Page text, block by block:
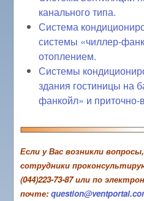
канального типа.
Система
системы «чиллер-
отоплением.
Системы
здания гостиницы на
фанкойл» и
Если у Вас возникли
сотрудники
(044)223-73-87 или по
почте: